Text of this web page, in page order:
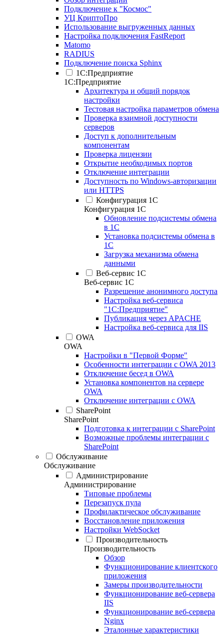
Подключение к "Космос"
УЦ КриптоПро
Использование выгруженных данных
Настройка подключения FastReport
Matomo
RADIUS
Подключение поиска Sphinx
1С:Предприятие
1С:Предприятие
Архитектура и общий порядок
настройки
Тестовая настройка параметров обмена
Проверка взаимной доступности
серверов
Доступ к дополнительным
компонентам
Проверка лицензии
Открытие необходимых портов
Отключение интеграции
Доступность по Windows-авторизации
или HTTPS
Конфигурация 1С
Конфигурация 1С
Обновление подсистемы обмена
в 1С
Установка подсистемы обмена в
1С
Загрузка механизма обмена
данными
Веб-сервис 1С
Веб-сервис 1С
Разрешение анонимного доступа
Настройка веб-сервиса
"1С:Предприятие"
Публикация через APACHE
Настройка веб-сервиса для IIS
OWA
OWA
Настройки в "Первой Форме"
Особенности интеграции с OWA 2013
Отключение бесед в OWA
Установка компонентов на сервере
OWA
Отключение интеграции с OWA
SharePoint
SharePoint
Подготовка к интеграции с SharePoint
Возможные проблемы интеграции с
SharePoint
Обслуживание
Обслуживание
Администрирование
Администрирование
Типовые проблемы
Перезапуск пула
Профилактическое обслуживание
Восстановление приложения
Настройки WebSocket
Производительность
Производительность
Обзор
Функционирование клиентского
приложения
Замеры производительности
Функционирование веб-сервера
IIS
Функционирование веб-сервера
Nginx
Эталонные характеристики